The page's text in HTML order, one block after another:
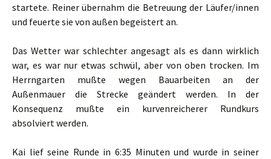
startete. Reiner übernahm die Betreuung der Läufer/innen
und feuerte sie von außen begeistert an.
Das Wetter war schlechter angesagt als es dann wirklich
war, es war nur etwas schwül, aber von oben trocken. Im
Herrngarten mußte wegen Bauarbeiten an der
Außenmauer die Strecke geändert werden. In der
Konsequenz mußte ein kurvenreicherer Rundkurs
absolviert werden.
Kai lief seine Runde in 6:35 Minuten und wurde in seiner